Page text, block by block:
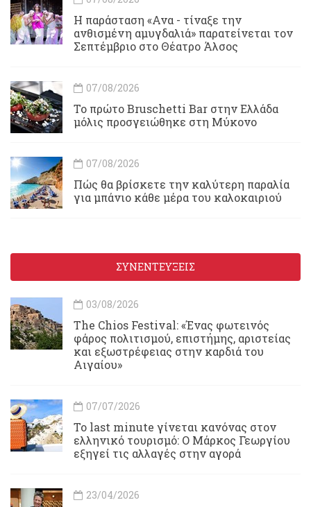
Η παράσταση «Ανα - τίναξε την
ανθισμένη αμυγδαλιά» παρατείνεται τον
Σεπτέμβριο στο Θέατρο Άλσος
07/08/2026
Το πρώτο Bruschetti Bar στην Ελλάδα
μόλις προσγειώθηκε στη Μύκονο
07/08/2026
Πώς θα βρίσκετε την καλύτερη παραλία
για μπάνιο κάθε μέρα του καλοκαιριού
ΣΥΝΕΝΤΕΥΞΕΙΣ
03/08/2026
Τhe Chios Festival: «Ένας φωτεινός
φάρος πολιτισμού, επιστήμης, αριστείας
και εξωστρέφειας στην καρδιά του
Αιγαίου»
07/07/2026
Το last minute γίνεται κανόνας στον
ελληνικό τουρισμό: Ο Μάρκος Γεωργίου
εξηγεί τις αλλαγές στην αγορά
23/04/2026